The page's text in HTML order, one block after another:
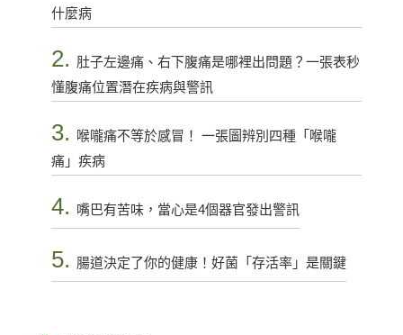
什麼病
2. 肚子左邊痛、右下腹痛是哪裡出問題？一張表秒
懂腹痛位置潛在疾病與警訊
3.
喉嚨痛不等於感冒！ 一張圖辨別四種「喉嚨
痛」疾病
4. 嘴巴有苦味，當心是4個器官發出警訊
5. 腸道決定了你的健康！好菌「存活率」是關鍵